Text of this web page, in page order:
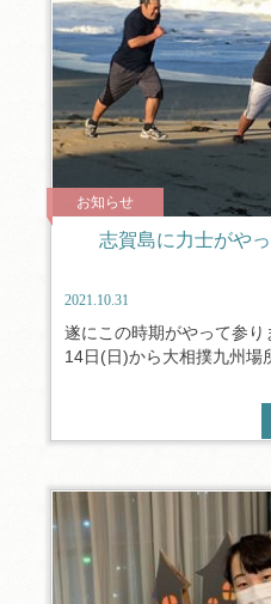
お知らせ
志賀島に力士がやっ
2021.10.31
遂にこの時期がやって参り
14日(日)から大相撲九州場